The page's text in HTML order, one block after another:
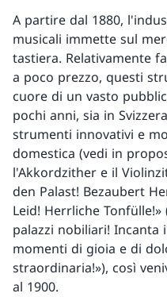
A partire dal 1880,
musicali immette sul
tastiera. Relativamente
a poco prezzo, questi
cuore di un vasto
pochi anni, sia in
strumenti innovativi e
domestica (vedi in
l'Akkordzither e il
den Palast! Bezaubert
Leid! Herrliche
palazzi nobiliari! Incanta
momenti di gioia e di
straordinaria!»), così
al 1900.